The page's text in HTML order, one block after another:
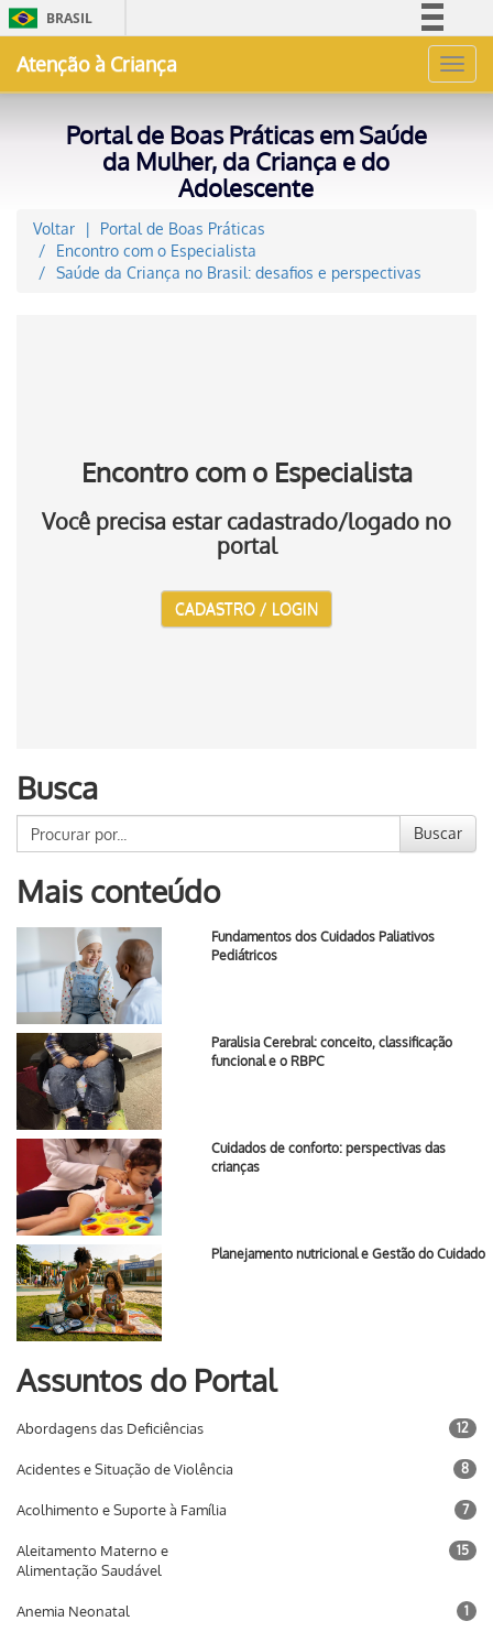
BRASIL
Acesso à informação
Atenção à Criança
Portal de Boas Práticas em Saúde
da Mulher, da Criança e do
Adolescente
Voltar
Portal de Boas Práticas
Encontro com o Especialista
Saúde da Criança no Brasil: desafios e perspectivas
Encontro com o Especialista
Você precisa estar cadastrado/logado no
portal
CADASTRO / LOGIN
Busca
Buscar
Mais conteúdo
Fundamentos dos Cuidados Paliativos
Pediátricos
Paralisia Cerebral: conceito, classificação
funcional e o RBPC
Cuidados de conforto: perspectivas das
crianças
Planejamento nutricional e Gestão do Cuidado
Assuntos do Portal
Abordagens das Deficiências 12
Acidentes e Situação de Violência 8
Acolhimento e Suporte à Família 7
Aleitamento Materno e
Alimentação Saudável
15
Anemia Neonatal 1